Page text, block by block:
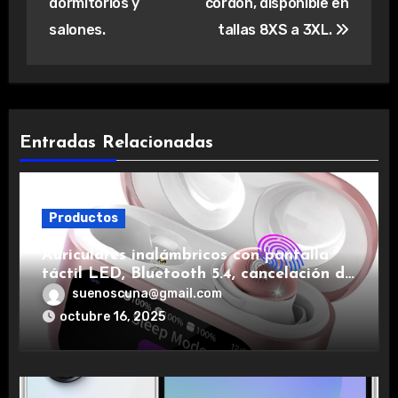
salones.
tallas 8XS a 3XL.
Entradas Relacionadas
Productos
Auriculares inalámbricos con pantalla
táctil LED, Bluetooth 5.4, cancelación de
ruido, impermeables y de larga duración.
suenoscuna@gmail.com
octubre 16, 2025